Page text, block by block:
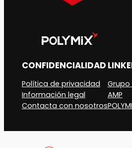
CONFIDENCIALIDAD
Política de privacidad
Información legal
Contacta con nosotros
Grupo
AMP